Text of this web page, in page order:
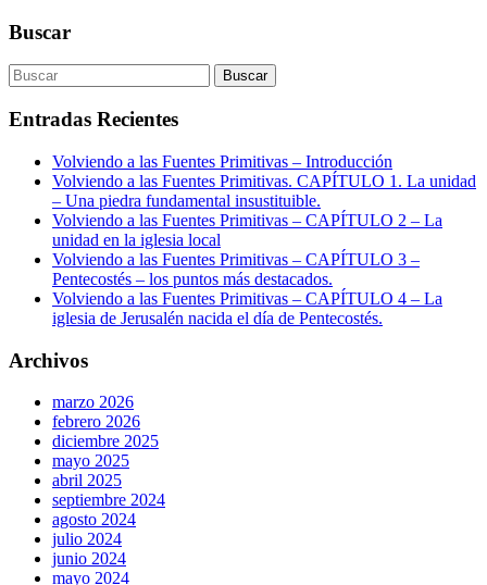
Buscar
Entradas Recientes
Volviendo a las Fuentes Primitivas – Introducción
Volviendo a las Fuentes Primitivas. CAPÍTULO 1. La unidad
– Una piedra fundamental insustituible.
Volviendo a las Fuentes Primitivas – CAPÍTULO 2 – La
unidad en la iglesia local
Volviendo a las Fuentes Primitivas – CAPÍTULO 3 –
Pentecostés – los puntos más destacados.
Volviendo a las Fuentes Primitivas – CAPÍTULO 4 – La
iglesia de Jerusalén nacida el día de Pentecostés.
Archivos
marzo 2026
febrero 2026
diciembre 2025
mayo 2025
abril 2025
septiembre 2024
agosto 2024
julio 2024
junio 2024
mayo 2024